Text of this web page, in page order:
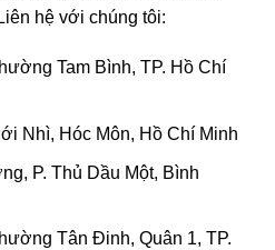
hệ với chúng tôi:
Tam Bình, TP. Hồ Chí
Nhì, Hóc Môn, Hồ Chí Minh
P. Thủ Dầu Một, Bình
Tân Đinh, Quân 1, TP.